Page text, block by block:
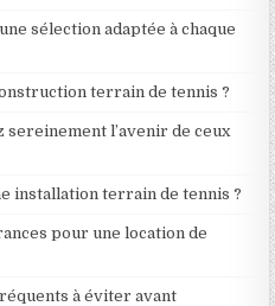
sélection adaptée à chaque
terrain de tennis ?
sereinement l’avenir de ceux
installation terrain de tennis ?
pour une location de
à éviter avant